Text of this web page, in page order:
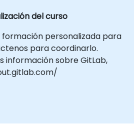
del curso
formación personalizada para
para coordinarlo.
información sobre GitLab,